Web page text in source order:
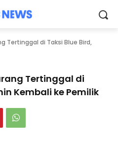
Tertinggal di Taksi Blue Bird,
Tertinggal di
Kembali ke Pemilik